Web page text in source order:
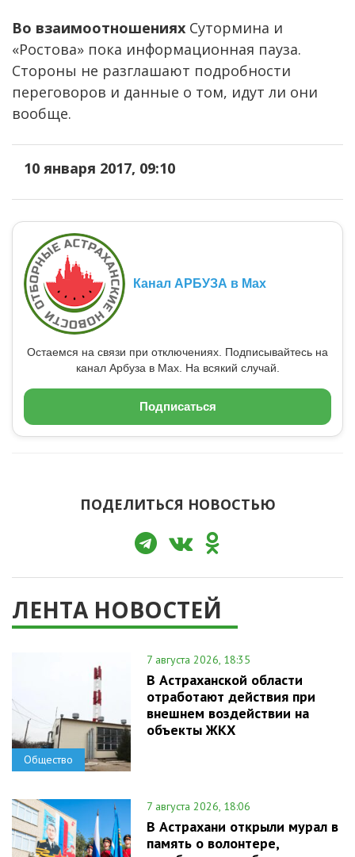
Во взаимоотношениях Сутормина и
«Ростова» пока информационная пауза.
Стороны не разглашают подробности
переговоров и данные о том, идут ли они
вообще.
10 января 2017, 09:10
Канал АРБУЗА в Max
Остаемся на связи при отключениях. Подписывайтесь на
канал Арбуза в Max. На всякий случай.
Подписаться
ПОДЕЛИТЬСЯ НОВОСТЬЮ
ЛЕНТА НОВОСТЕЙ
Общество
7 августа 2026, 18:35
В Астраханской области
отработают действия при
внешнем воздействии на
объекты ЖКХ
7 августа 2026, 18:06
В Астрахани открыли мурал в
память о волонтере,